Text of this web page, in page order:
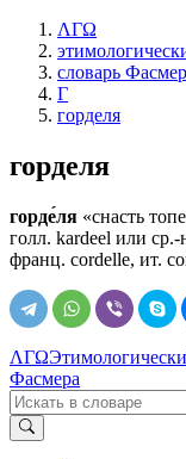
ΛΓΩ
словарь
Г
горделя
горделя
горде́ля «снасть
голл. kardeel или
франц. cordelle, ит.
ΛΓΩ
Фасмера